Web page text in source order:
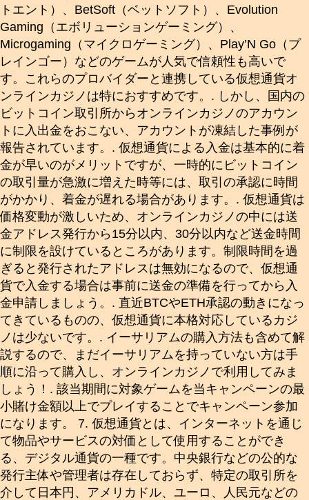
トエント）、BetSoft（ベットソフト）、Evolution
Gaming（エボリューションゲーミング）、
Microgaming（マイクロゲーミング）、Play’N Go（プ
レインゴー）などのゲームが人気で信頼性も高いで
す。これらのプロバイダーと連携している仮想通貨オ
ンラインカジノは特におすすめです。. しかし、国内の
ビットコイン取引所からオンラインカジノのアカウン
トに入出金をおこない、アカウントが凍結した事例が
報告されています。. 仮想通貨による入金は基本的に着
金が早いのがメリットですが、一時的にビットコイン
の取引量が急激に増えた時等には、取引の承認に時間
がかかり、着金が遅れる場合があります。. 仮想通貨は
価格変動が激しいため、オンラインカジノの中には送
金アドレス発行から15分以内、30分以内など送金時間
に制限を設けているところがあります。制限時間を過
ぎると発行されたアドレスは無効になるので、仮想通
貨で入金する場合は事前に送金の準備を行ってから入
金申請しましょう。. 直近BTCやETH承認の動きになっ
てきているものの、仮想通貨に本格対応しているカジ
ノは少ないです。. イーサリアムの購入方法も含めて解
説するので、まだイーサリアムを持っていない方は手
順に沿って購入し、オンラインカジノで利用してみま
しょう！. 該当期間に対象ゲームを当キャンペーンの最
小賭け金額以上でプレイすることでキャンペーン参加
になります。 7. 仮想通貨とは、インターネットを通じ
て物品やサービスの対価として使用することができ
る、デジタル通貨の一種です。中央銀行などの公的な
発行主体や管理者は存在しておらず、特定の取引所を
介して日本円、アメリカドル、ユーロ、人民元などの